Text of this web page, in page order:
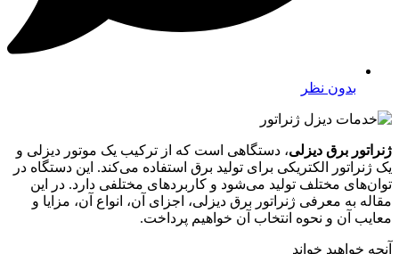
بدون نظر
ژنراتور برق دیزلی، دستگاهی است که از ترکیب یک موتور دیزلی و
یک ژنراتور الکتریکی برای تولید برق استفاده می‌کند. این دستگاه در
توان‌های مختلف تولید می‌شود و کاربردهای مختلفی دارد. در این
مقاله به معرفی ژنراتور برق دیزلی، اجزای آن، انواع آن، مزایا و
معایب آن و نحوه انتخاب آن خواهیم پرداخت.
آنچه خواهید خواند